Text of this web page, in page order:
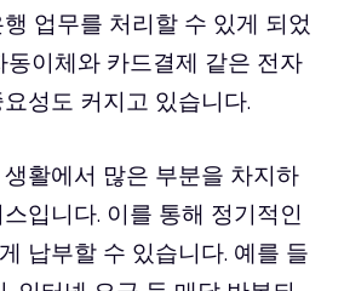
업무를 처리할 수 있게 되었
동이체와 카드결제 같은 전자
성도 커지고 있습니다.
활에서 많은 부분을 차지하
입니다. 이를 통해 정기적인
납부할 수 있습니다. 예를 들